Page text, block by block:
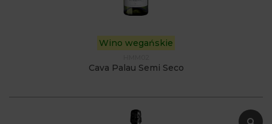
Wino wegańskie
Cava Palau Semi Seco